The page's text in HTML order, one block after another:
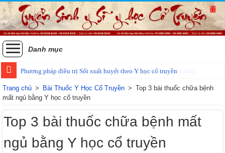
Danh mục
Phương pháp điều trị Sốt xuất huyết theo Y học cổ truyền
Trang chủ > Bài Thuốc Y Học Cổ Truyền > Top 3 bài thuốc chữa bệnh
mất ngủ bằng Y học cổ truyền
Top 3 bài thuốc chữa bệnh mất
ngủ bằng Y học cổ truyền